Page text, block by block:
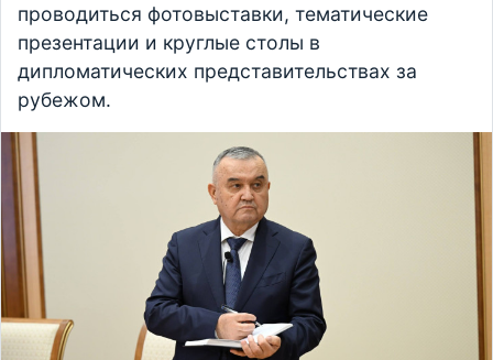
проводиться фотовыставки, тематические
презентации и круглые столы в
дипломатических представительствах за
рубежом.